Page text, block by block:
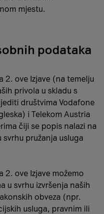
mjestu.
podataka
2. ove Izjave (na temelju
privola u skladu s
društvima Vodafone
i Telekom Austria
čiji se popis nalazi na
svrhu pružanja usluga
2. ove Izjave možemo
u svrhu izvršenja naših
obveza (npr.
usluga, pravnim ili